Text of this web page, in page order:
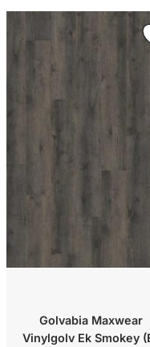
Golvabia Maxwear
Vinylgolv Ek Smokey